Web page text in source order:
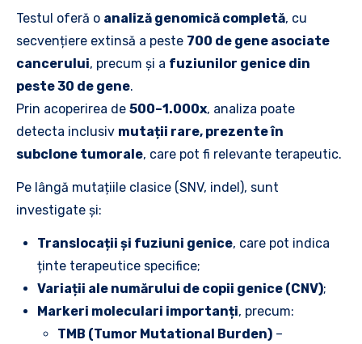
Testul oferă o analiză genomică completă, cu
secvențiere extinsă a peste 700 de gene asociate
cancerului, precum și a fuziunilor genice din
peste 30 de gene.
Prin acoperirea de 500–1.000x, analiza poate
detecta inclusiv mutații rare, prezente în
subclone tumorale, care pot fi relevante terapeutic.
Pe lângă mutațiile clasice (SNV, indel), sunt
investigate și:
Translocații și fuziuni genice, care pot indica
ținte terapeutice specifice;
Variații ale numărului de copii genice (CNV);
Markeri moleculari importanți, precum:
TMB (Tumor Mutational Burden) –